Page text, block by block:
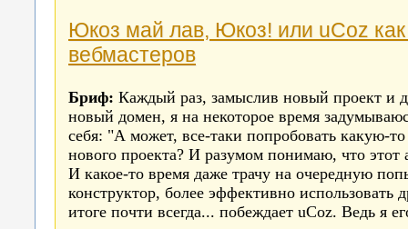
Юкоз май лав, Юкоз! или uCoz
вебмастеров
Бриф: Каждый раз, замыслив новый проект и
новый домен, я на некоторое время
себя: "А может, все-таки попробовать какую-
нового проекта? И разумом понимаю, что этот
И какое-то время даже трачу на очередную
конструктор, более эффективно использовать
итоге почти всегда... побеждает uCoz. Ведь я